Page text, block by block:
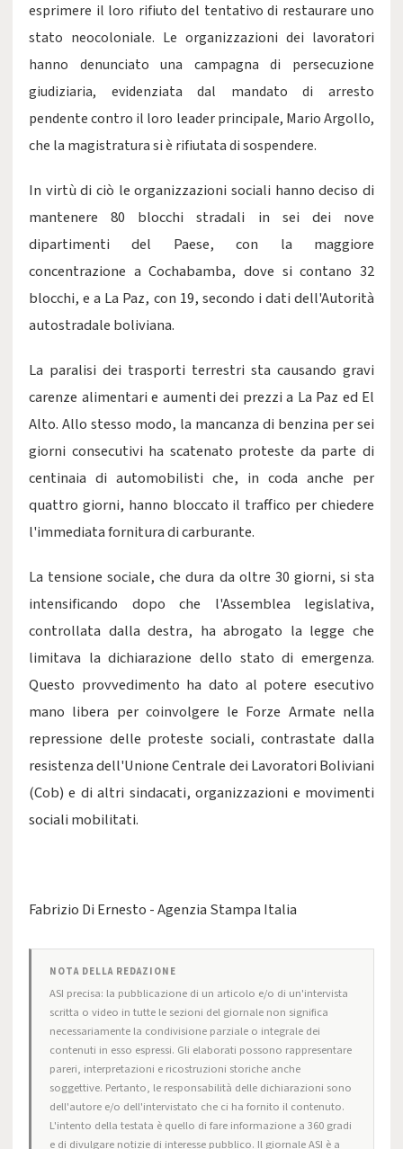
esprimere il loro rifiuto del tentativo di restaurare uno
stato neocoloniale. Le organizzazioni dei lavoratori
hanno denunciato una campagna di persecuzione
giudiziaria, evidenziata dal mandato di arresto
pendente contro il loro leader principale, Mario Argollo,
che la magistratura si è rifiutata di sospendere.
In virtù di ciò le organizzazioni sociali hanno deciso di
mantenere 80 blocchi stradali in sei dei nove
dipartimenti del Paese, con la maggiore
concentrazione a Cochabamba, dove si contano 32
blocchi, e a La Paz, con 19, secondo i dati dell'Autorità
autostradale boliviana.
La paralisi dei trasporti terrestri sta causando gravi
carenze alimentari e aumenti dei prezzi a La Paz ed El
Alto. Allo stesso modo, la mancanza di benzina per sei
giorni consecutivi ha scatenato proteste da parte di
centinaia di automobilisti che, in coda anche per
quattro giorni, hanno bloccato il traffico per chiedere
l'immediata fornitura di carburante.
La tensione sociale, che dura da oltre 30 giorni, si sta
intensificando dopo che l'Assemblea legislativa,
controllata dalla destra, ha abrogato la legge che
limitava la dichiarazione dello stato di emergenza.
Questo provvedimento ha dato al potere esecutivo
mano libera per coinvolgere le Forze Armate nella
repressione delle proteste sociali, contrastate dalla
resistenza dell'Unione Centrale dei Lavoratori Boliviani
(Cob) e di altri sindacati, organizzazioni e movimenti
sociali mobilitati.
Fabrizio Di Ernesto - Agenzia Stampa Italia
NOTA DELLA REDAZIONE
ASI precisa: la pubblicazione di un articolo e/o di un'intervista
scritta o video in tutte le sezioni del giornale non significa
necessariamente la condivisione parziale o integrale dei
contenuti in esso espressi. Gli elaborati possono rappresentare
pareri, interpretazioni e ricostruzioni storiche anche
soggettive. Pertanto, le responsabilità delle dichiarazioni sono
dell'autore e/o dell'intervistato che ci ha fornito il contenuto.
L'intento della testata è quello di fare informazione a 360 gradi
e di divulgare notizie di interesse pubblico. Il giornale ASI è a